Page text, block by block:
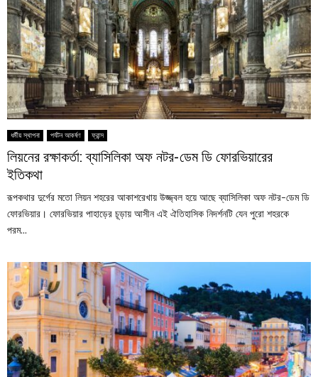
ধর্মীয় স্থাপনা পর্যটন আকর্ষণ ফ্রান্স
লিয়নের রক্ষাকর্তা: ব্যাসিলিকা অফ নটর-ডেম ডি ফোরভিয়ারের
ইতিকথা
রূপকথার দুর্গের মতো লিয়ন শহরের আকাশরেখায় উজ্জ্বল হয়ে আছে ব্যাসিলিকা অফ নটর-ডেম ডি
ফোরভিয়ার। ফোরভিয়ার পাহাড়ের চূড়ায় আসীন এই ঐতিহাসিক নিদর্শনটি যেন পুরো শহরকে
পরম...